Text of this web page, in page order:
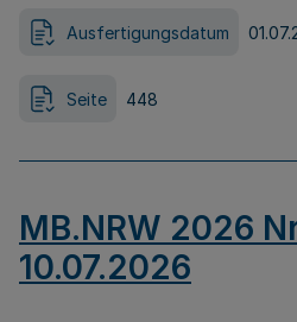
Ausfertigungsdatum
Seite 448
MB.NRW 2026
10.07.2026